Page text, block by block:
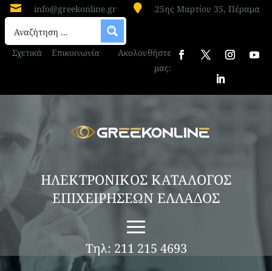
 info@greekonline.gr  25ης Μαρτίου 35, Πέραμα
Σχετικά Επικοινωνία
Ακολουθήστε
μας:
ΗΛΕΚΤΡΟΝΙΚΟΣ ΚΑΤΑΛΟΓΟΣ
ΕΠΙΧΕΙΡΗΣΕΩΝ ΕΛΛΑΔΟΣ
Τηλ: 211 215 4693